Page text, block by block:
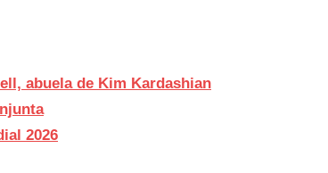
abuela de Kim Kardashian
2026